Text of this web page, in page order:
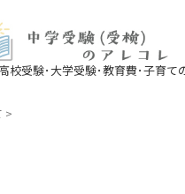
校受験･大学受験･教育費･子育て
>